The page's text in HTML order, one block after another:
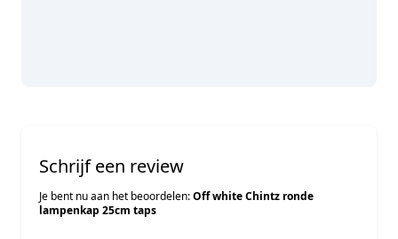
Schrijf een review
Je bent nu aan het beoordelen:Off white Chintz ronde
lampenkap 25cm taps